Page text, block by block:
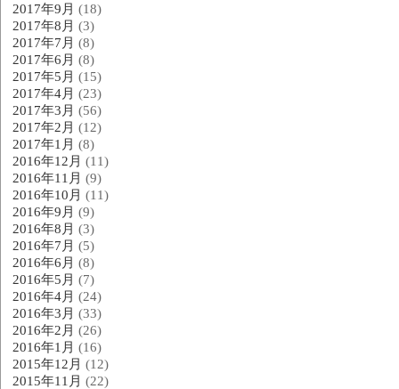
2017年9月 (18)
2017年8月 (3)
2017年7月 (8)
2017年6月 (8)
2017年5月 (15)
2017年4月 (23)
2017年3月 (56)
2017年2月 (12)
2017年1月 (8)
2016年12月 (11)
2016年11月 (9)
2016年10月 (11)
2016年9月 (9)
2016年8月 (3)
2016年7月 (5)
2016年6月 (8)
2016年5月 (7)
2016年4月 (24)
2016年3月 (33)
2016年2月 (26)
2016年1月 (16)
2015年12月 (12)
2015年11月 (22)